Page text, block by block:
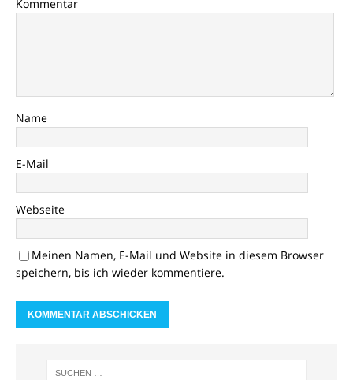
Kommentar
Name
E-Mail
Webseite
Meinen Namen, E-Mail und Website in diesem Browser
speichern, bis ich wieder kommentiere.